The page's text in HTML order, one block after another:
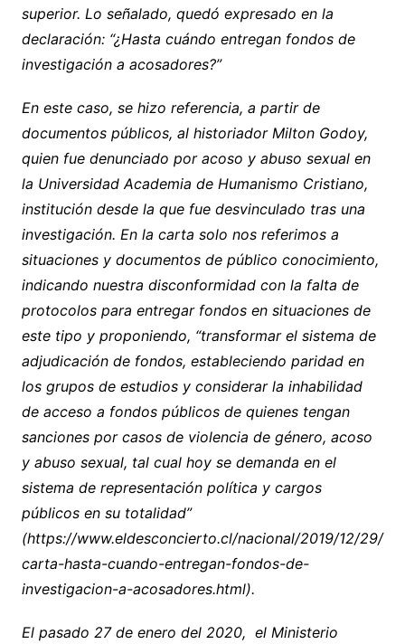
superior. Lo señalado, quedó expresado en la
declaración: “¿Hasta cuándo entregan fondos de
investigación a acosadores?”
En este caso, se hizo referencia, a partir de
documentos públicos, al historiador Milton Godoy,
quien fue denunciado por acoso y abuso sexual en
la Universidad Academia de Humanismo Cristiano,
institución desde la que fue desvinculado tras una
investigación. En la carta solo nos referimos a
situaciones y documentos de público conocimiento,
indicando nuestra disconformidad con la falta de
protocolos para entregar fondos en situaciones de
este tipo y proponiendo, “transformar el sistema de
adjudicación de fondos, estableciendo paridad en
los grupos de estudios y considerar la inhabilidad
de acceso a fondos públicos de quienes tengan
sanciones por casos de violencia de género, acoso
y abuso sexual, tal cual hoy se demanda en el
sistema de representación política y cargos
públicos en su totalidad”
(https://www.eldesconcierto.cl/nacional/2019/12/29/
carta-hasta-cuando-entregan-fondos-de-
investigacion-a-acosadores.html).
El pasado 27 de enero del 2020, el Ministerio